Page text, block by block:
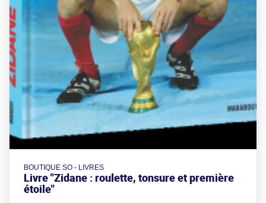
BOUTIQUE SO - LIVRES
Livre "Zidane : roulette, tonsure et première
étoile"